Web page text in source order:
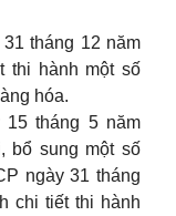
tháng 12 năm
thi hành một số
hóa.
15 tháng 5 năm
bổ sung một số
ngày 31 tháng
chi tiết thi hành